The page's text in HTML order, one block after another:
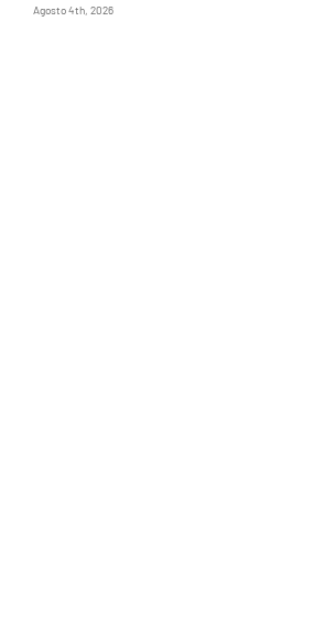
Agosto 4th, 2026